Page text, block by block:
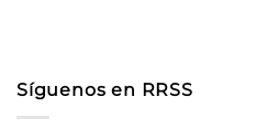
Síguenos en RRSS